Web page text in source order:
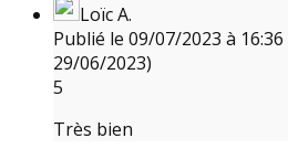
Loïc A.
Publié le 09/07/2023 à 16:36
29/06/2023)
5
Très bien